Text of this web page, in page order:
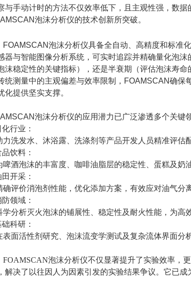
与手动计时的方法不仅效率低下，且主观性强，数
泡沫分析仪的技术创新所突破。
泡沫分析仪具备全自动、高精度和标准
器与智能图像分析系统，可实时追踪并精确量化泡
沫稳定性的关键指标），还是半衰期（评估泡沫寿
统测量中的主观偏差与效率限制，FOAMSCAN确
化提供坚实支撑。
泡沫分析仪的应用潜力已广泛渗透多个关键
化行业：
洗发水、沐浴露、洗涤剂等产品开发人员精准评估
品饮料：
酒泡沫的丰富度、咖啡油脂层的稳定性、蛋糕及奶
田开采：
评价消泡剂性能，优化添加方案，有效应对油气分
防领域：
分析灭火泡沫的铺展性、稳定性及耐火性能，为高
础科研：
面活性剂研究、泡沫流变学测试及复杂流体界面分
泡沫分析仪不仅显著提升了实验效率，
解决了以往因人为因素引发的实验结果争议。 它已成